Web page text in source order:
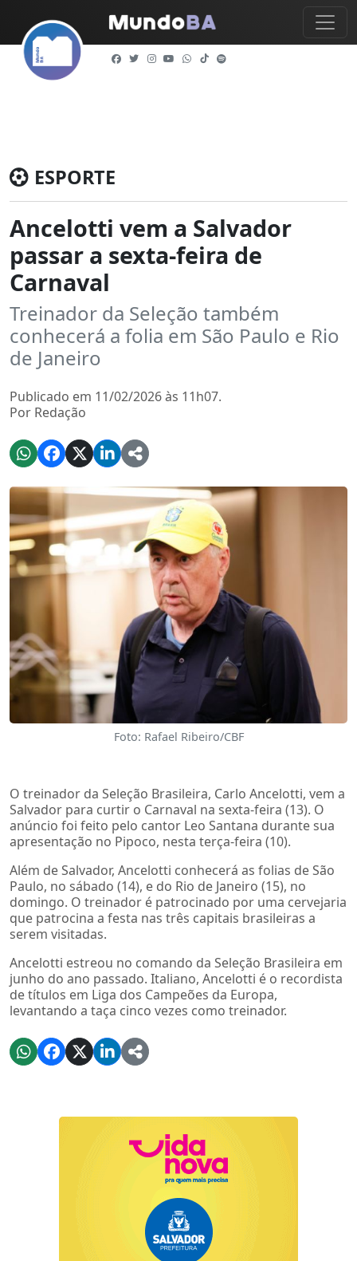
ESPORTE
Ancelotti vem a Salvador
passar a sexta-feira de
Carnaval
Treinador da Seleção também
conhecerá a folia em São Paulo e Rio
de Janeiro
Publicado em 11/02/2026 às 11h07.
Por Redação
Foto: Rafael Ribeiro/CBF
O treinador da Seleção Brasileira, Carlo Ancelotti, vem a
Salvador para curtir o Carnaval na sexta-feira (13). O
anúncio foi feito pelo cantor Leo Santana durante sua
apresentação no Pipoco, nesta terça-feira (10).
Além de Salvador, Ancelotti conhecerá as folias de São
Paulo, no sábado (14), e do Rio de Janeiro (15), no
domingo. O treinador é patrocinado por uma cervejaria
que patrocina a festa nas três capitais brasileiras a
serem visitadas.
Ancelotti estreou no comando da Seleção Brasileira em
junho do ano passado. Italiano, Ancelotti é o recordista
de títulos em Liga dos Campeões da Europa,
levantando a taça cinco vezes como treinador.